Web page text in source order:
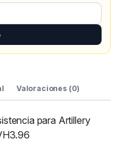
Valoraciones (0)
para Artillery